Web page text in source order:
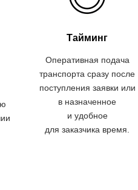
Тайминг
Оперативная подача
транспорта сразу после
поступления заявки или
в назначенное
и удобное
для заказчика время.